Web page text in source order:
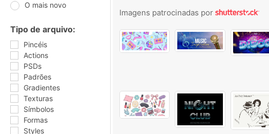
O mais novo
Tipo de arquivo:
Pincéis
Actions
PSDs
Padrões
Gradientes
Texturas
Símbolos
Formas
Styles
Imagens patrocinadas por